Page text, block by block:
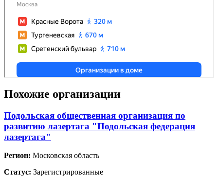
Похожие организации
Подольская общественная организация по
развитию лазертага "Подольская федерация
лазертага"
Регион: Московская область
Статус: Зарегистрированные